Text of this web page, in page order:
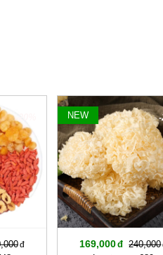
-20% NEW
169,000
240,000